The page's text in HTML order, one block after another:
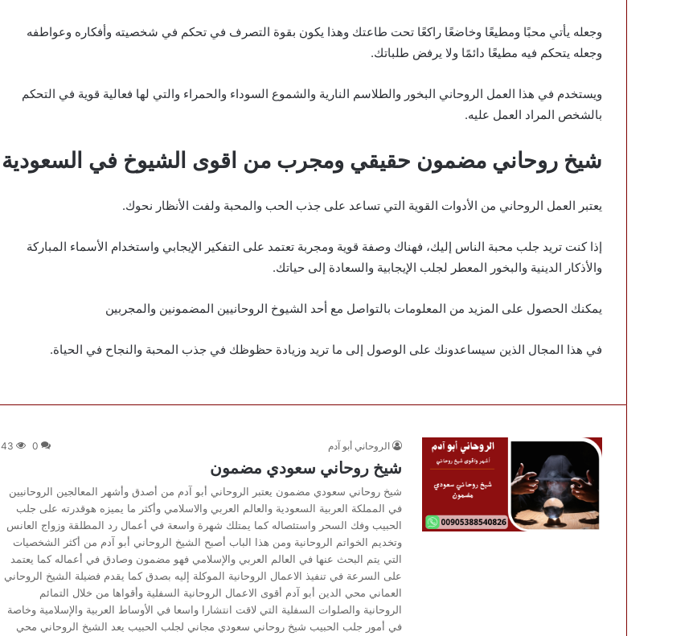
وجعله يأتي محبًا ومطيعًا وخاضعًا راكعًا تحت طاعتك وهذا يكون بقوة التصرف في تحكم في شخصيته وأفكاره وعواطفه
وجعله يتحكم فيه مطيعًا دائمًا ولا يرفض طلباتك.
ويستخدم في هذا العمل الروحاني البخور والطلاسم النارية والشموع السوداء والحمراء والتي لها فعالية قوية في التحكم
بالشخص المراد العمل عليه.
شيخ روحاني مضمون حقيقي ومجرب من اقوى الشيوخ في السعودية
يعتبر العمل الروحاني من الأدوات القوية التي تساعد على جذب الحب والمحبة ولفت الأنظار نحوك.
إذا كنت تريد جلب محبة الناس إليك، فهناك وصفة قوية ومجربة تعتمد على التفكير الإيجابي واستخدام الأسماء المباركة
والأذكار الدينية والبخور المعطر لجلب الإيجابية والسعادة إلى حياتك.
يمكنك الحصول على المزيد من المعلومات بالتواصل مع أحد الشيوخ الروحانيين المضمونين والمجربين
في هذا المجال الذين سيساعدونك على الوصول إلى ما تريد وزيادة حظوظك في جذب المحبة والنجاح في الحياة.
الروحاني أبو آدم 0
43
شيخ روحاني سعودي مضمون
شيخ روحاني سعودي مضمون يعتبر الروحاني أبو آدم من أصدق وأشهر المعالجين الروحانيين
في المملكة العربية السعودية والعالم العربي والاسلامي وأكثر ما يميزه هوقدرته على جلب
الحبيب وفك السحر واستئصاله كما يمتلك شهرة واسعة في أعمال رد المطلقة وزواج العانس
وتخديم الخواتم الروحانية ومن هذا الباب أصبح الشيخ الروحاني أبو آدم من أكثر الشخصيات
التي يتم البحث عنها في العالم العربي والإسلامي فهو مضمون وصادق في أعماله كما يعتمد
على السرعة في تنفيذ الاعمال الروحانية الموكلة إليه بصدق كما يقدم فضيلة الشيخ الروحاني
العماني محي الدين أبو آدم أقوى الاعمال الروحانية السفلية وأقواها من خلال التمائم
الروحانية والصلوات السفلية التي لاقت انتشارا واسعا في الأوساط العربية والإسلامية وخاصة
في أمور جلب الحبيب شيخ روحاني سعودي مجاني لجلب الحبيب يعد الشيخ الروحاني محي